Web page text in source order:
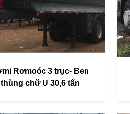
Rơmoóc 3 trục- Ben
thùng chữ U 30,6 tấn